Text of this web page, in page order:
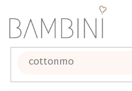
na
obsah